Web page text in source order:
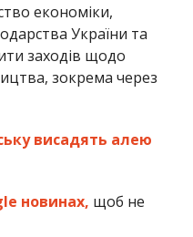
економіки,
України та
заходів щодо
зокрема через
висадять алею
новинах, щоб не